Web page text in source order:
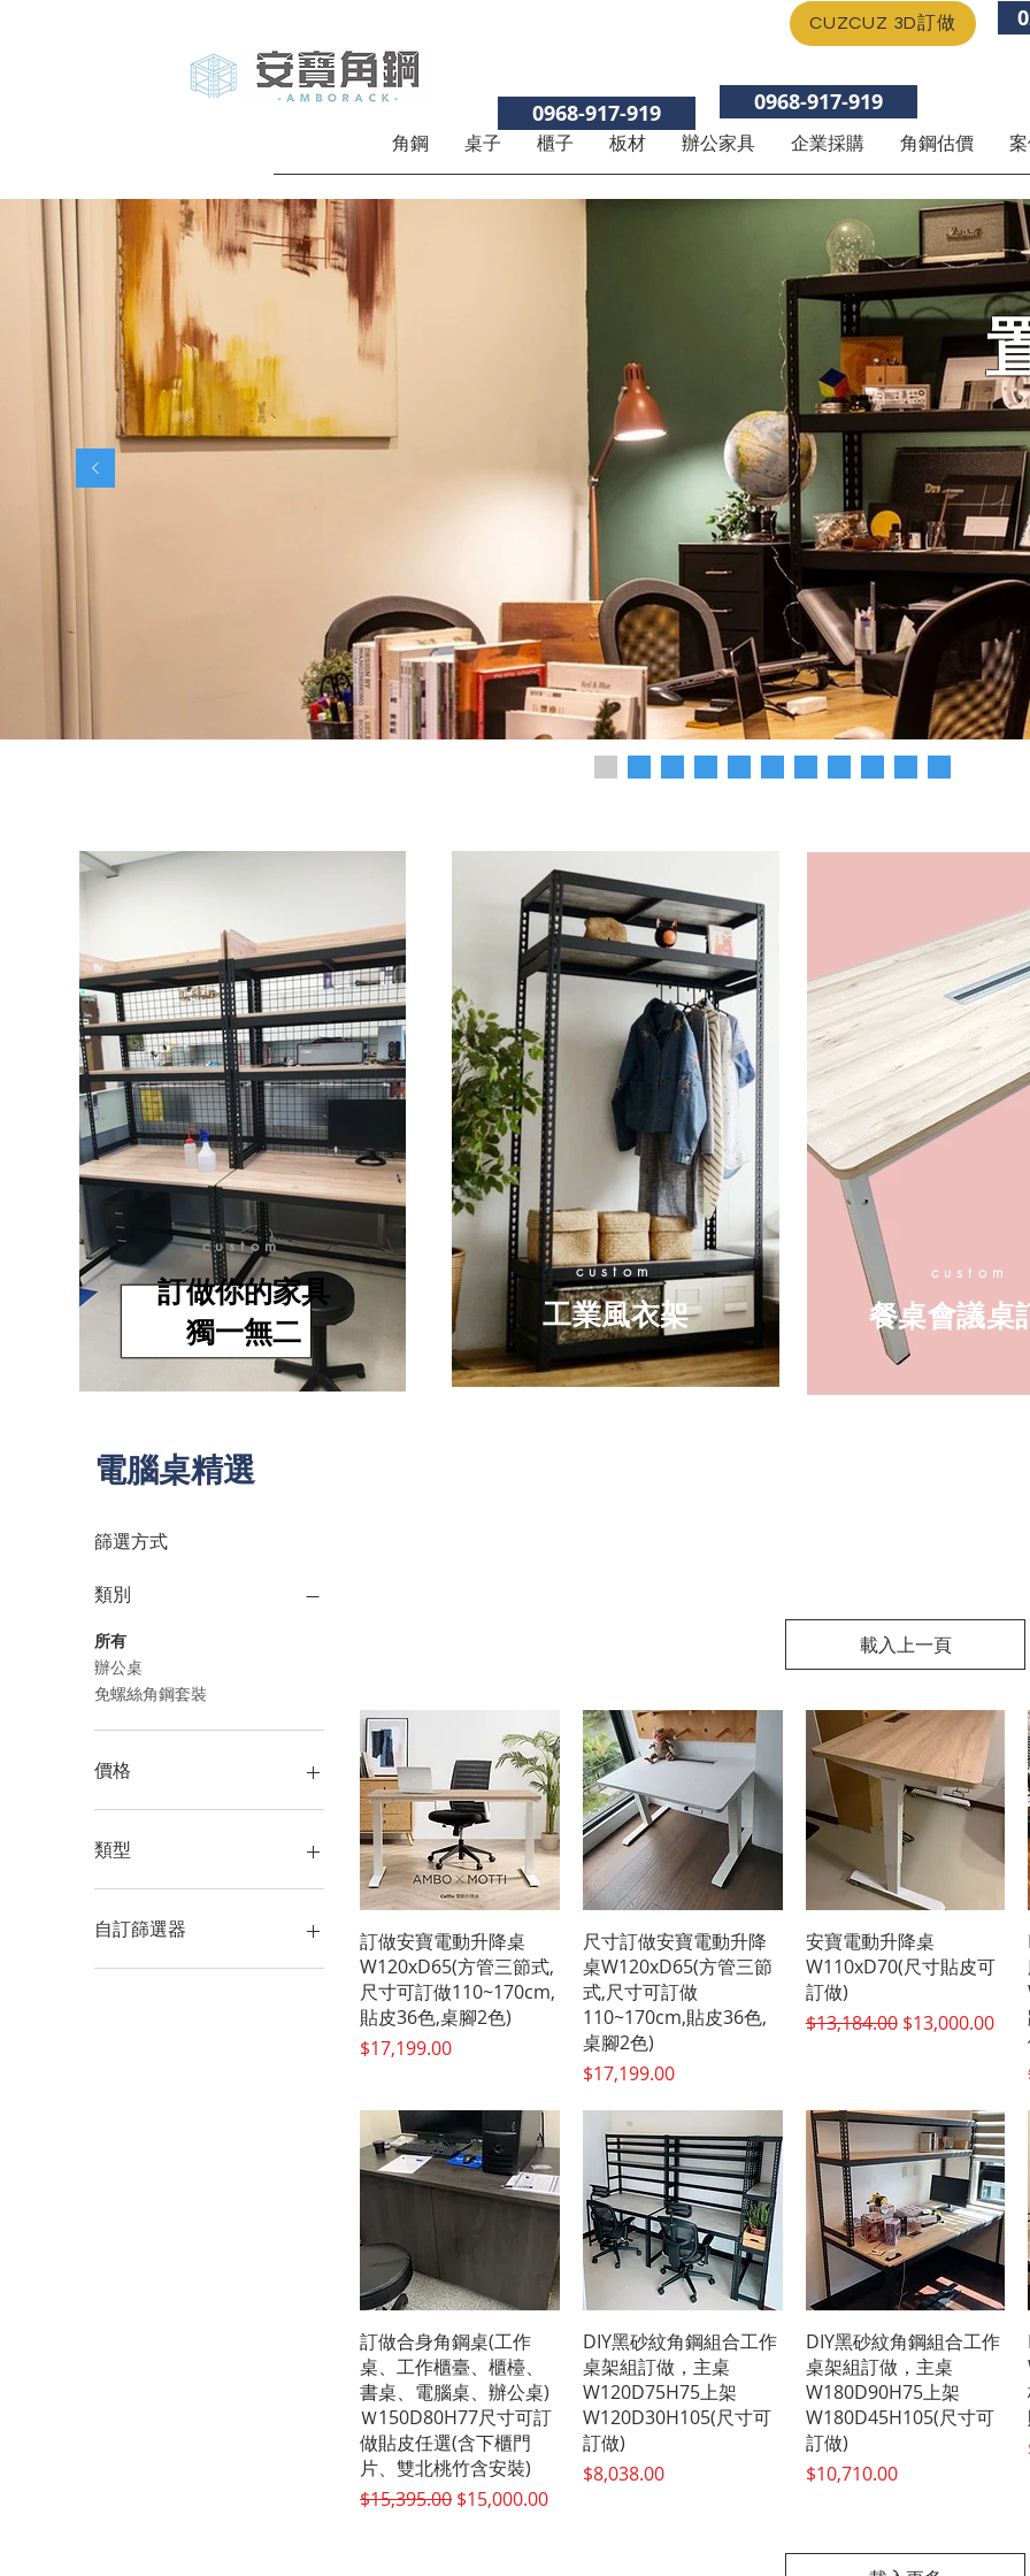
CUZCUZ 3D訂做
角鋼 桌子 櫃子 板材 辦公家具 企業採購 角鋼估價
0968-917-919 0968-917-919
custom
訂做你的家具
​獨一無二
custom
工業風衣架
custom
餐桌會議桌
電腦桌精選
篩選方式
類別
所有
辦公桌
免螺絲角鋼套裝
價格
NT$2,914
類型
辦公桌
免螺絲角鋼套裝
自訂篩選器
辦公桌
載入上一頁
快速瀏覽
訂做安寶電動升降桌
W120xD65(方管三節式,
尺寸可訂做110~170cm,
貼皮36色,桌腳2色)
價格
$17,199.00
快速瀏覽
尺寸訂做安寶電動升降
桌W120xD65(方管三節
式,尺寸可訂做
110~170cm,貼皮36色,
桌腳2色)
價格
$17,199.00
快速瀏覽
安寶電動升降桌
W110xD70(尺寸貼皮可
訂做)
一般價格
$13,184.00 促銷價格
$13,000.00
快速瀏覽
訂做合身角鋼桌(工作
桌、工作櫃臺、櫃檯、
書桌、電腦桌、辦公桌)
Ｗ150D80H77尺寸可訂
做貼皮任選(含下櫃門
片、雙北桃竹含安裝)
一般價格
$15,395.00 促銷價格
$15,000.00
快速瀏覽
DIY黑砂紋角鋼組合工作
桌架組訂做，主桌
W120D75H75上架
W120D30H105(尺寸可
訂做)
價格
$8,038.00
快速瀏覽
DIY黑砂紋角鋼組合工作
桌架組訂做，主桌
W180D90H75上架
W180D45H105(尺寸可
訂做)
價格
$10,710.00